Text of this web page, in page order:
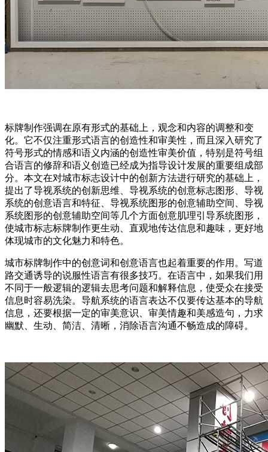
标牌制作强调在原有形式的基础上，观念和内容的调整和变
化。它不仅注重形式语言的创造性和审美性，而且深入研究了
符号形式的情感和语义内涵的创造性审美价值，特别是符号组
合语言的修辞和语义创造已经成为指导设计发展的重要组成部
分。本文在对城市标志设计中的创新方法进行研究的基础上，
提出了导视系统的创新思维、导视系统的创意标志图形、导视
系统的创意语言和特征、导视系统图形的创意辅助空间、导视
系统图形的创意辅助空间等几个方面创意肌理引导系统图形，
使城市标志标牌制作更生动、直观地传达信息和趣味，更好地
体现城市的文化魅力和特色。
城市标牌制作中的创意词和创意语言也起着重要的作用。写道
路交通诱导的说服性语言有很多技巧。在语言中，如果我们用
不同于一般逻辑的逻辑去思考问题和解释信息，使受众在接受
信息时容易洗染。导航系统的语言表达不仅要传达基本的导航
信息，还要根据一定的审美意识、审美情趣和美感造句，力求
幽默、生动、简洁、清晰，消除语言沟通不畅造成的障碍。